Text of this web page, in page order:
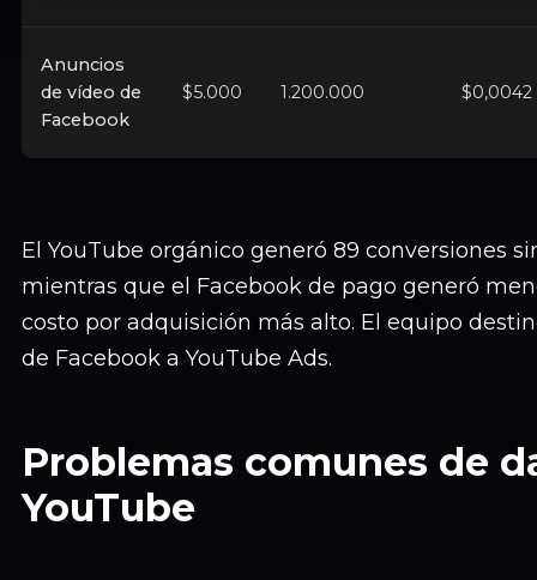
Anuncios
de vídeo de
Facebook
$5.000 1.200.000 $0,0042
El YouTube orgánico generó 89 conversiones
mientras que el Facebook de pago generó
costo por adquisición más alto. El equipo
de Facebook a YouTube Ads.
Problemas comunes de
YouTube